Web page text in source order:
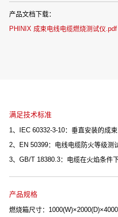
产品文档下载：
PHINIX 成束电线电缆燃烧测试仪.pdf
满足技术标准
1、IEC 60332-3-10：垂直安装的成
2、EN 50399：电线电缆防火等级测
3、GB/T 18380.3：电缆在火焰条件
产品规格
燃烧箱尺寸：